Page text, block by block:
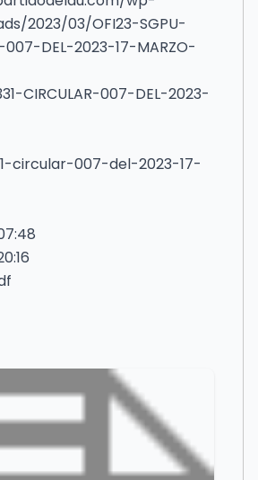
2023/03/OFI23-SGPU-
007-DEL-2023-17-MARZO-
CIRCULAR-007-DEL-2023-
circular-007-del-2023-17-